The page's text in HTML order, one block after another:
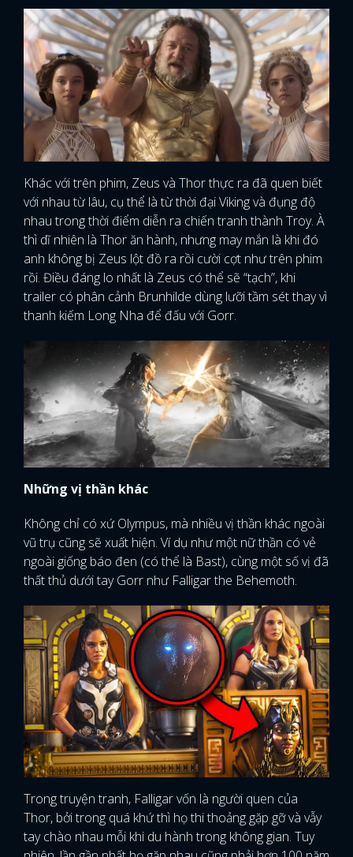
x
ĐĂNG NHẬP
Khác với trên phim, Zeus và Thor thực ra đã quen biết
với nhau từ lâu, cụ thể là từ thời đại Viking và đụng độ
nhau trong thời điểm diễn ra chiến tranh thành Troy. À
thì dĩ nhiên là Thor ăn hành, nhưng may mắn là khi đó
anh không bị Zeus lột đồ ra rồi cười cợt như trên phim
rồi. Điều đáng lo nhất là Zeus có thể sẽ “tạch”, khi
trailer có phân cảnh Brunhilde dùng lưỡi tầm sét thay vì
thanh kiếm Long Nha để đấu với Gorr.
Những vị thần khác
Không chỉ có xứ Olympus, mà nhiều vị thần khác ngoài
vũ trụ cũng sẽ xuất hiện. Ví dụ như một nữ thần có vẻ
ngoài giống báo đen (có thể là Bast), cùng một số vị đã
thất thủ dưới tay Gorr như Falligar the Behemoth.
Trong truyện tranh, Falligar vốn là người quen của
Thor, bởi trong quá khứ thì họ thi thoảng gặp gỡ và vẫy
tay chào nhau mỗi khi du hành trong không gian. Tuy